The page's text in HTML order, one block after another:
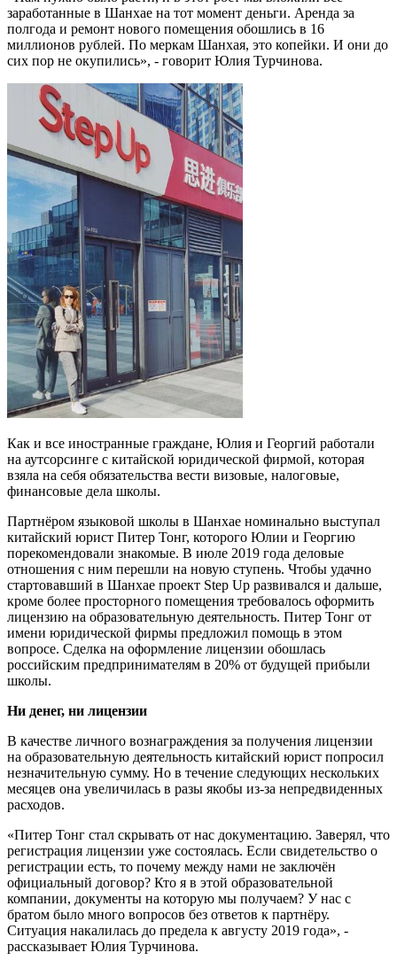
заработанные в Шанхае на тот момент деньги. Аренда за
полгода и ремонт нового помещения обошлись в 16
миллионов рублей. По меркам Шанхая, это копейки. И они до
сих пор не окупились», - говорит Юлия Турчинова.
Как и все иностранные граждане, Юлия и Георгий работали
на аутсорсинге с китайской юридической фирмой, которая
взяла на себя обязательства вести визовые, налоговые,
финансовые дела школы.
Партнёром языковой школы в Шанхае номинально выступал
китайский юрист Питер Тонг, которого Юлии и Георгию
порекомендовали знакомые. В июле 2019 года деловые
отношения с ним перешли на новую ступень. Чтобы удачно
стартовавший в Шанхае проект Step Up развивался и дальше,
кроме более просторного помещения требовалось оформить
лицензию на образовательную деятельность. Питер Тонг от
имени юридической фирмы предложил помощь в этом
вопросе. Сделка на оформление лицензии обошлась
российским предпринимателям в 20% от будущей прибыли
школы.
Ни денег, ни лицензии
В качестве личного вознаграждения за получения лицензии
на образовательную деятельность китайский юрист попросил
незначительную сумму. Но в течение следующих нескольких
месяцев она увеличилась в разы якобы из-за непредвиденных
расходов.
«Питер Тонг стал скрывать от нас документацию. Заверял, что
регистрация лицензии уже состоялась. Если свидетельство о
регистрации есть, то почему между нами не заключён
официальный договор? Кто я в этой образовательной
компании, документы на которую мы получаем? У нас с
братом было много вопросов без ответов к партнёру.
Ситуация накалилась до предела к августу 2019 года», -
рассказывает Юлия Турчинова.